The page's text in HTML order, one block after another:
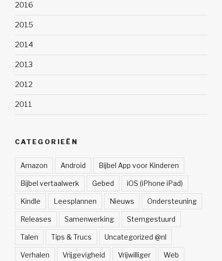
2016
2015
2014
2013
2012
2011
CATEGORIEËN
Amazon Android Bijbel App voor Kinderen
Bijbel vertaalwerk Gebed iOS (iPhone iPad)
Kindle Leesplannen Nieuws Ondersteuning
Releases Samenwerking Stemgestuurd
Talen Tips & Trucs Uncategorized @nl
Verhalen Vrijgevigheid Vrijwilliger Web